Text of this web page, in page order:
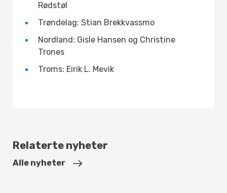
Rødstøl
Trøndelag: Stian Brekkvassmo
Nordland: Gisle Hansen og Christine
Trones
Troms: Eirik L. Mevik
Relaterte nyheter
Alle nyheter